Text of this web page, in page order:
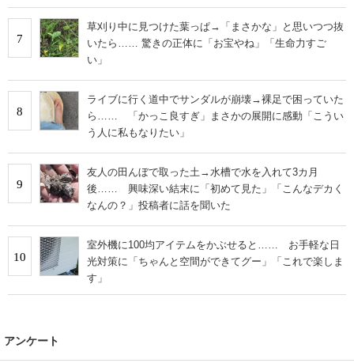
7
草刈り中に見つけた葉っぱ→「まさかな」と思いつつ抜
いたら…… 驚きの正体に「お宝やね」「生命力すご
い」
8
ライブに行く道中でサンダルが崩壊→裸足で困っていた
ら…… 「かっこ良すぎ」まさかの展開に感動「こうい
う人に私もなりたい」
9
友人の田んぼで取った土→水槽で水を入れて3カ月
後…… 興味深い結末に「初めて見た」「こんなデカく
なんの？」投稿者に話を聞いた
10
室外機に100均アイテムをかぶせると…… お手軽な日
光対策に「ちゃんと空間ができてグー」「これで楽しま
す」
アンケート